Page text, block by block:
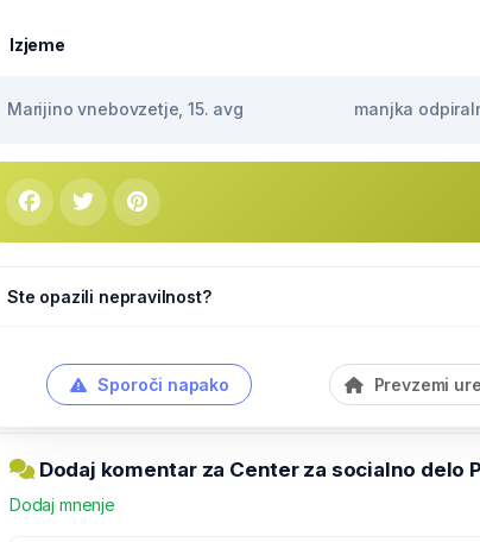
Izjeme
Marijino vnebovzetje, 15. avg manjka
Ste opazili nepravilnost?
Sporoči napako Prevzemi
Dodaj komentar za Center za socialno delo
Dodaj mnenje